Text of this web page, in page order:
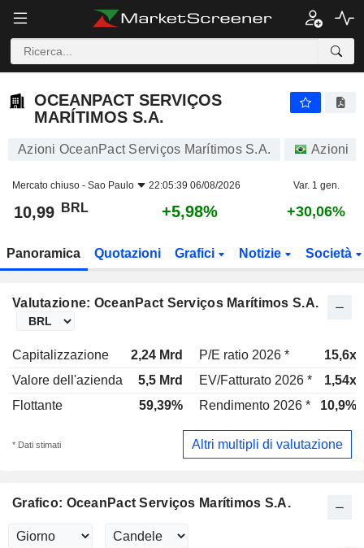
OCEANPACT SERVIÇOS
MARÍTIMOS S.A.
Azioni OceanPact Serviços Marítimos S.A. Azioni
Mercato chiuso - Sao Paulo 22:05:39 06/08/2026 Var. 1 gen.
10,99 BRL +5,98% +30,06%
Panoramica Quotazioni Grafici Notizie Società
Valutazione: OceanPact Serviços Marítimos S.A.
Capitalizzazione 2,24 Mrd P/E ratio 2026 *
15,6x
Valore dell'azienda
5,5 Mrd EV/Fatturato 2026 *
1,54x
Flottante
59,39% Rendimento 2026 * 10,9%
* Dati stimati Altri multipli di valutazione
Grafico: OceanPact Serviços Marítimos S.A.